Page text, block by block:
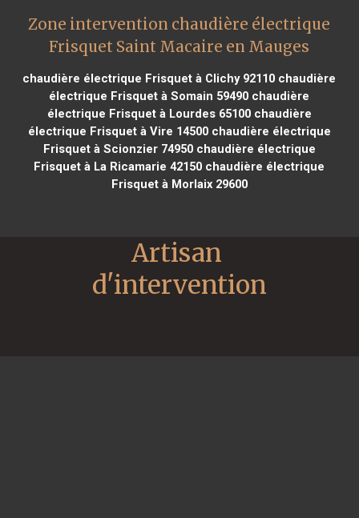
Zone intervention chaudière électrique
Frisquet Saint Macaire en Mauges
chaudière électrique Frisquet à Clichy 92110 chaudière
électrique Frisquet à Somain 59490 chaudière
électrique Frisquet à Lourdes 65100chaudière
électrique Frisquet à Vire 14500chaudière électrique
Frisquet à Scionzier 74950chaudière électrique
Frisquet à La Ricamarie 42150 chaudière électrique
Frisquet à Morlaix 29600
Artisan
d'intervention